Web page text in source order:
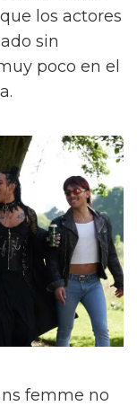
los actores
sin
poco en el
femme no